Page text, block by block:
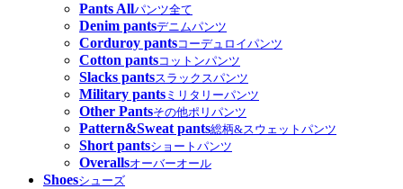
Pants Allパンツ全て
Denim pantsデニムパンツ
Corduroy pantsコーデュロイパンツ
Cotton pantsコットンパンツ
Slacks pantsスラックスパンツ
Military pants ミリタリーパンツ
Other Pantsその他ポリパンツ
Pattern&Sweat pants総柄&スウェットパンツ
Short pantsショートパンツ
Overallsオーバーオール
Shoesシューズ